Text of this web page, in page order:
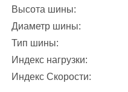
Высота шины:
Диаметр шины:
Тип шины:
Индекс нагрузки:
Индекс Скорости: